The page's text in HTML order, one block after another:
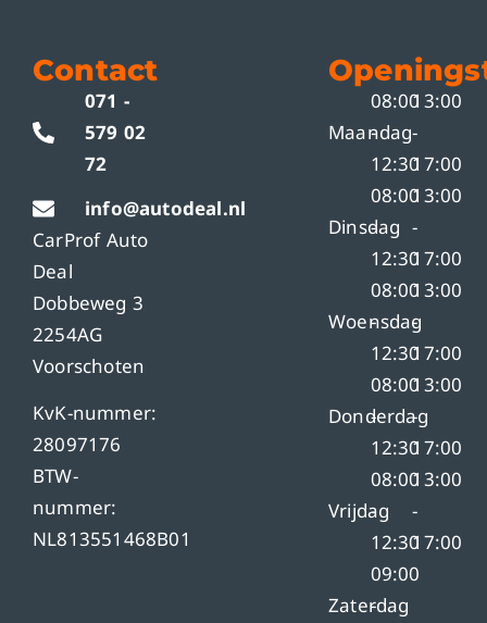
Contact
071 -
579 02
72
info@autodeal.nl
CarProf Auto
Deal
Dobbeweg 3
2254AG
Voorschoten
KvK-nummer:
28097176
BTW-
nummer:
NL813551468B01
Maandag
08:00
-
12:30
13:00
-
17:00
Dinsdag
08:00
-
12:30
13:00
-
17:00
Woensdag
08:00
-
12:30
13:00
-
17:00
Donderdag
08:00
-
12:30
13:00
-
17:00
Vrijdag
08:00
-
12:30
13:00
-
17:00
Zaterdag
09:00
-